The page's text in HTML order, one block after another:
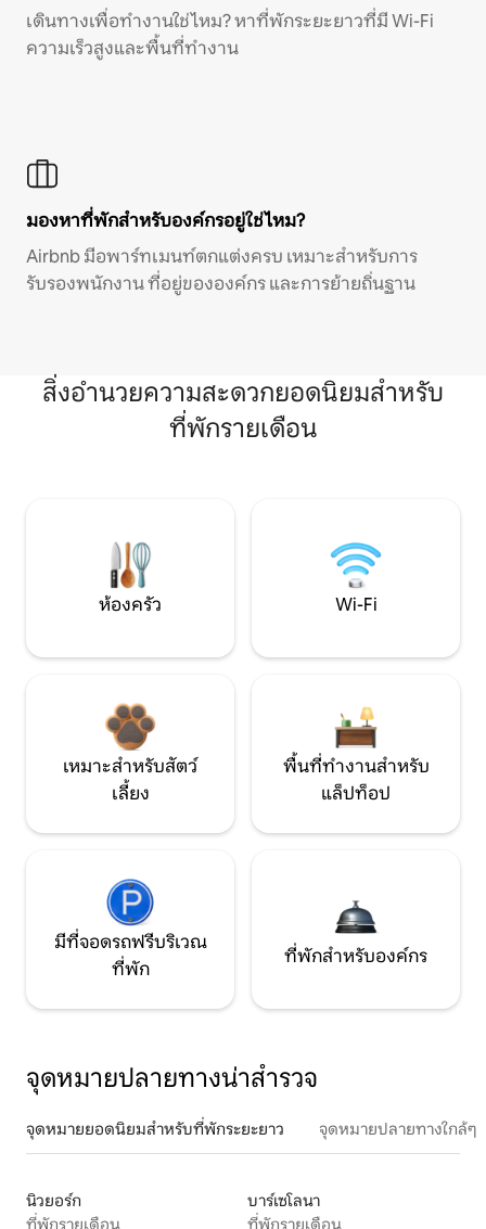
เดินทางเพื่อทำงานใช่ไหม? หาที่พักระยะยาวที่มี Wi-Fi
ความเร็วสูงและพื้นที่ทำงาน
มองหาที่พักสำหรับองค์กรอยู่ใช่ไหม?
Airbnb มีอพาร์ทเมนท์ตกแต่งครบ เหมาะสำหรับการ
รับรองพนักงาน ที่อยู่ขององค์กร และการย้ายถิ่นฐาน
สิ่งอำนวยความสะดวกยอดนิยมสำหรับ
ที่พักรายเดือน
ห้องครัว Wi-Fi
เหมาะสำหรับสัตว์
เลี้ยง
พื้นที่ทำงานสำหรับ
แล็ปท็อป
มีที่จอดรถฟรีบริเวณ
ที่พัก
ที่พักสำหรับองค์กร
จุดหมายปลายทางน่าสำรวจ
จุดหมายยอดนิยมสำหรับที่พักระยะยาว จุดหมายปลายทางใกล้ๆ
นิวยอร์ก
ที่พักรายเดือน
บาร์เซโลนา
ที่พักรายเดือน